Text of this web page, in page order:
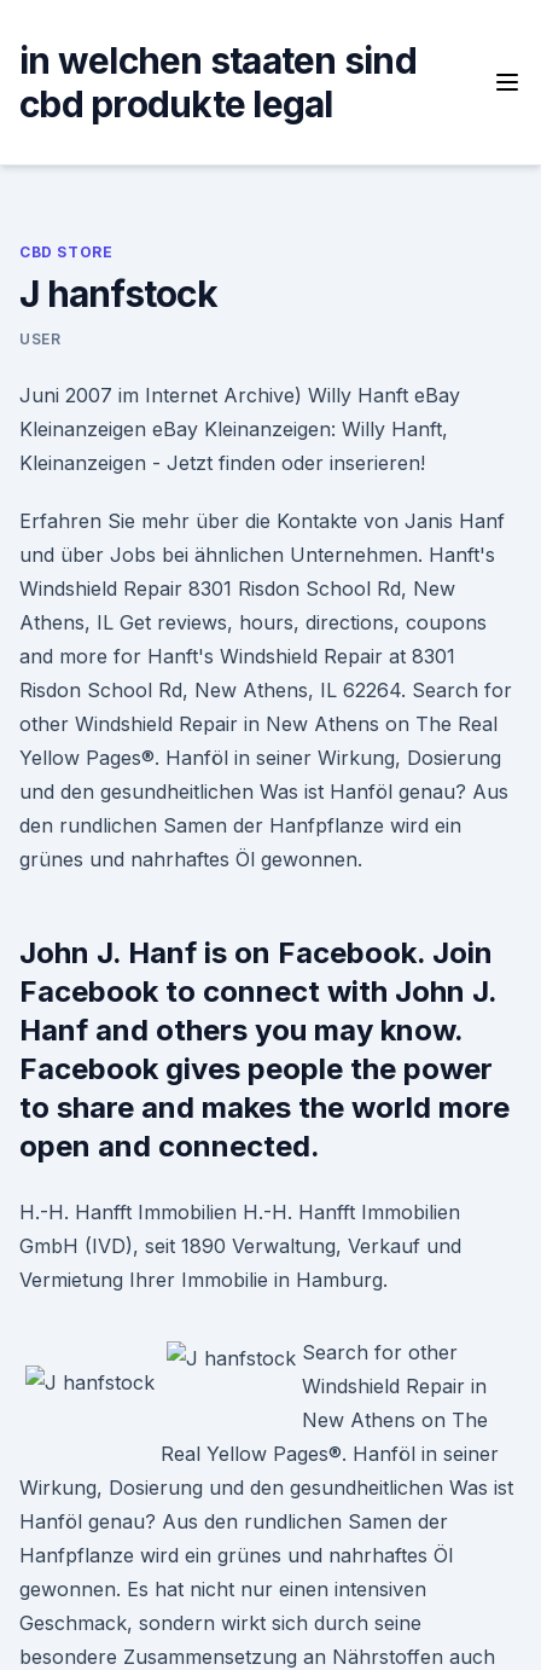
content
in welchen staaten sind
cbd produkte legal
CBD STORE
J hanfstock
USER
Juni 2007 im Internet Archive) Willy Hanft eBay
Kleinanzeigen eBay Kleinanzeigen: Willy Hanft,
Kleinanzeigen - Jetzt finden oder inserieren!
Erfahren Sie mehr über die Kontakte von Janis Hanf
und über Jobs bei ähnlichen Unternehmen. Hanft's
Windshield Repair 8301 Risdon School Rd, New
Athens, IL Get reviews, hours, directions, coupons
and more for Hanft's Windshield Repair at 8301
Risdon School Rd, New Athens, IL 62264. Search for
other Windshield Repair in New Athens on The Real
Yellow Pages®. Hanföl in seiner Wirkung, Dosierung
und den gesundheitlichen Was ist Hanföl genau? Aus
den rundlichen Samen der Hanfpflanze wird ein
grünes und nahrhaftes Öl gewonnen.
John J. Hanf is on Facebook. Join
Facebook to connect with John J.
Hanf and others you may know.
Facebook gives people the power
to share and makes the world more
open and connected.
H.-H. Hanfft Immobilien H.-H. Hanfft Immobilien
GmbH (IVD), seit 1890 Verwaltung, Verkauf und
Vermietung Ihrer Immobilie in Hamburg.
Search for other
Windshield Repair in
New Athens on The
Real Yellow Pages®. Hanföl in seiner
Wirkung, Dosierung und den gesundheitlichen Was ist
Hanföl genau? Aus den rundlichen Samen der
Hanfpflanze wird ein grünes und nahrhaftes Öl
gewonnen. Es hat nicht nur einen intensiven
Geschmack, sondern wirkt sich durch seine
besondere Zusammensetzung an Nährstoffen auch